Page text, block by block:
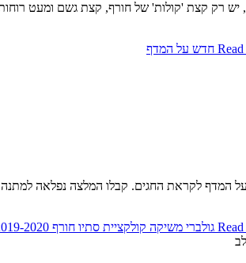
רק קצת 'קולות' של חורף, קצת גשם ומעט רוחות. אבל,
המדף לקראת החגים. קבלו המלצה נפלאה למתנה